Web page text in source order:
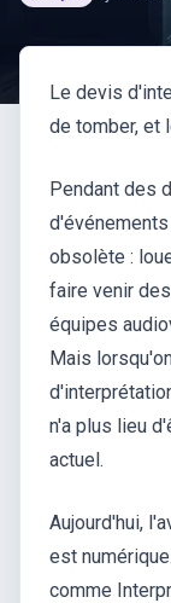
Le devis
de tomber, et
Pendant des
obsolète :
faire venir
équipes
Mais
n'a plus lieu
actuel.
Aujourd'hui,
est
comme